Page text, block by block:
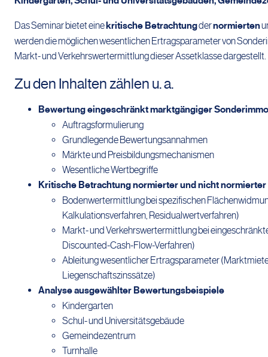
Das Seminar bietet einekritische Betrachtungdernormierten
werden die möglichen wesentlichen Ertragsparameter von
Markt- und Verkehrswertermittlung dieser Assetklasse dargestellt.
Zu den Inhalten zählen u. a.
Bewertung eingeschränkt marktgängiger
Auftragsformulierung
Grundlegende Bewertungsannahmen
Märkte und Preisbildungsmechanismen
Wesentliche Wertbegriffe
Kritische Betrachtung normierter und nicht
Bodenwertermittlung bei spezifischen
Kalkulationsverfahren, Residualwertverfahren)
Markt- und Verkehrswertermittlung bei
Discounted-Cash-Flow-Verfahren)
Ableitung wesentlicher Ertragsparameter
Liegenschaftszinssätze)
Analyse ausgewählter Bewertungsbeispiele
Kindergarten
Schul- und Universitätsgebäude
Gemeindezentrum
Turnhalle